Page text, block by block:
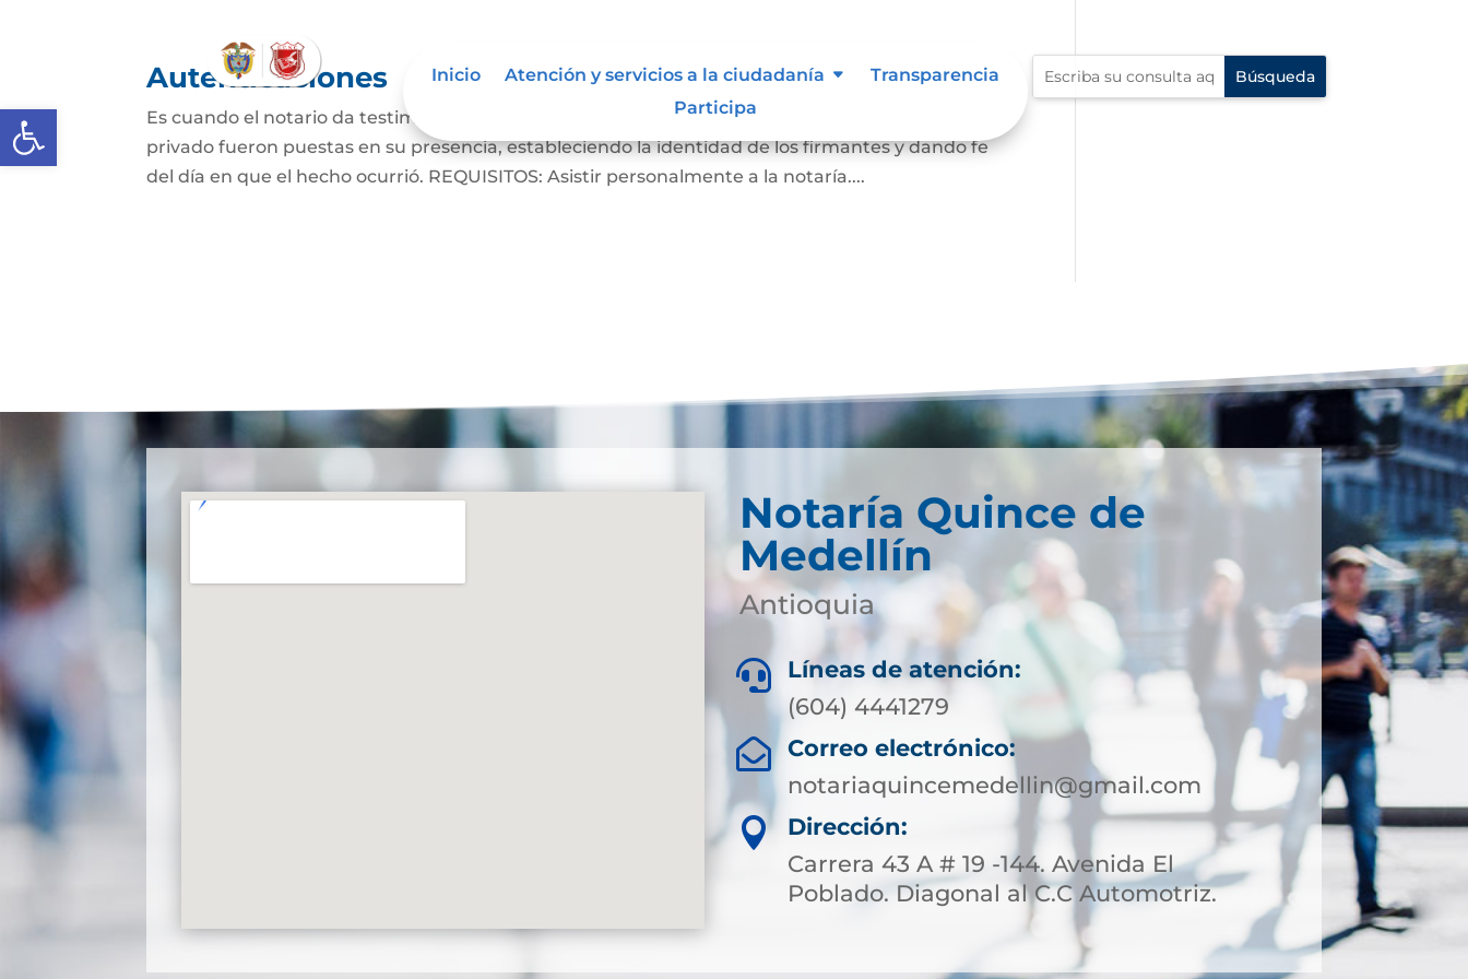
Abrir barra de herramientas
Inicio Atención y servicios a la ciudadanía
Transparencia
Participa
Autenticaciones
Es cuando el notario da testimonio escrito de que las firmas que aparecen en un documento
privado fueron puestas en su presencia, estableciendo la identidad de los firmantes y dando fe
del día en que el hecho ocurrió. REQUISITOS: Asistir personalmente a la notaría....
Notaría Quince de
Medellín
Antioquia

Líneas de atención:
(604) 4441279

Correo electrónico:
notariaquincemedellin@gmail.com

Dirección:
Carrera 43 A # 19 -144. Avenida El
Poblado. Diagonal al C.C Automotriz.